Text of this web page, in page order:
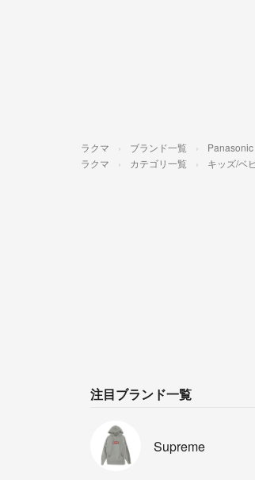
ラクマ ブランド一覧 Panasonic
ラクマ カテゴリ一覧 キッズ/ベ
注目ブランド一覧
Supreme